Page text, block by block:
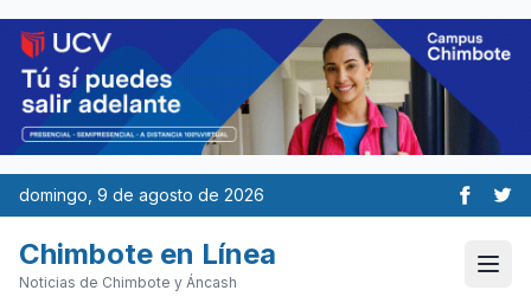
domingo, 9 de agosto de 2026
Chimbote en Línea
Noticias de Chimbote y Áncash